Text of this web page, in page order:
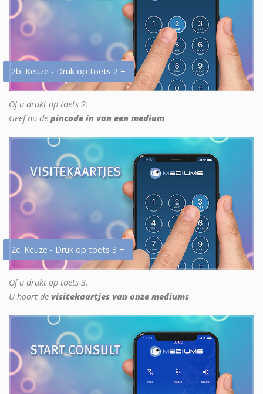
2b. Keuze - Druk op toets 2 +
Of u drukt op toets 2.
Geef nu de pincode in van een medium
2c. Keuze - Druk op toets 3 +
Of u drukt op toets 3.
U hoort de visitekaartjes van onze mediums